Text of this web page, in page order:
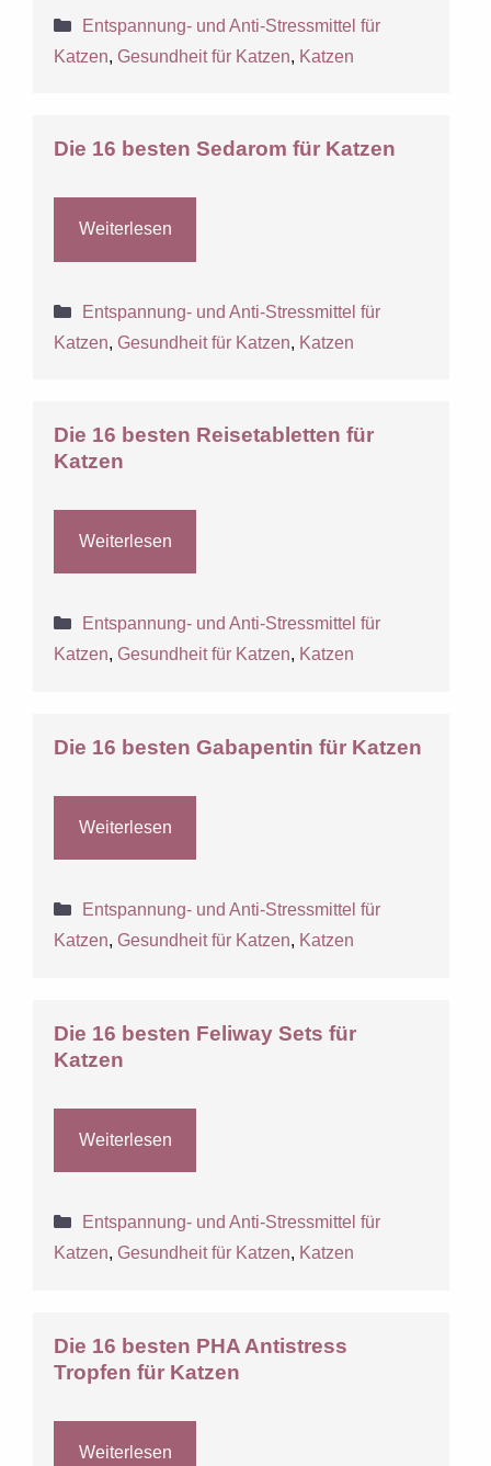
Kategorien
Entspannung- und Anti-Stressmittel für
Katzen,Gesundheit für Katzen, Katzen
Die 16 besten Sedarom für Katzen
Weiterlesen
Kategorien
Entspannung- und Anti-Stressmittel für
Katzen,Gesundheit für Katzen, Katzen
Die 16 besten Reisetabletten für
Katzen
Weiterlesen
Kategorien
Entspannung- und Anti-Stressmittel für
Katzen,Gesundheit für Katzen, Katzen
Die 16 besten Gabapentin für Katzen
Weiterlesen
Kategorien
Entspannung- und Anti-Stressmittel für
Katzen,Gesundheit für Katzen, Katzen
Die 16 besten Feliway Sets für
Katzen
Weiterlesen
Kategorien
Entspannung- und Anti-Stressmittel für
Katzen,Gesundheit für Katzen, Katzen
Die 16 besten PHA Antistress
Tropfen für Katzen
Weiterlesen